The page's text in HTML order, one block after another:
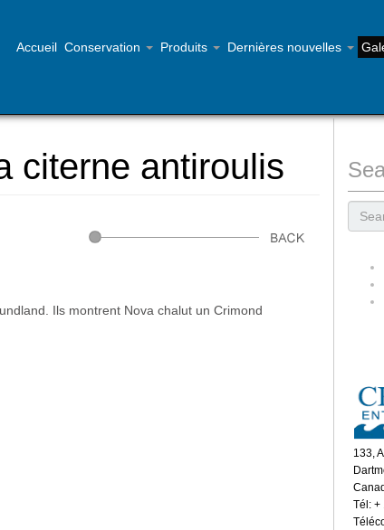
Accueil Conservation Produits Dernières nouvelles
citerne antiroulis
Ils montrent Nova chalut un Crimond
133,
Tél: +